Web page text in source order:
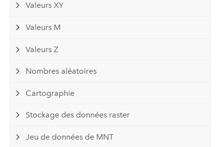
Valeurs XY
Valeurs M
Valeurs Z
Nombres aléatoires
Cartographie
Stockage des données raster
Jeu de données de MNT